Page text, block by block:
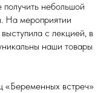
небольшой
На мероприятии
с лекцией, в
наши товары
«Беременных встреч»